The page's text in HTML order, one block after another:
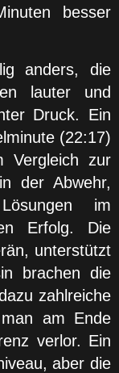
besser
anders, die
lauter und
Druck. Ein
(22:17)
Vergleich zur
der Abwehr,
im
Erfolg. Die
unterstützt
brachen die
zahlreiche
am Ende
verlor. Ein
aber die